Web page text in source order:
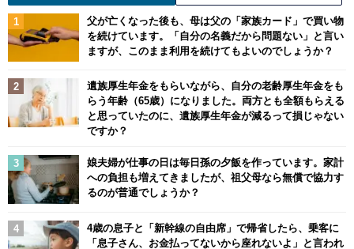
父が亡くなった後も、母は父の「家族カード」で買い物
を続けています。「自分の名義だから問題ない」と言い
ますが、このまま利用を続けてもよいのでしょうか？
遺族厚生年金をもらいながら、自分の老齢厚生年金をも
らう年齢（65歳）になりました。両方とも全額もらえる
と思っていたのに、遺族厚生年金が減るって損じゃない
ですか？
娘夫婦が仕事の日は毎日孫の夕飯を作っています。家計
への負担も増えてきましたが、祖父母なら無償で協力す
るのが普通でしょうか？
4歳の息子と「新幹線の自由席」で帰省したら、乗客に
「息子さん、お金払ってないから座れないよ」と言われ